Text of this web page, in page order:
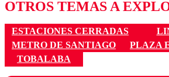
OTROS TEMAS A
ESTACIONES CERRADAS
METRO DE SANTIAGO
PLAZA
TOBALABA